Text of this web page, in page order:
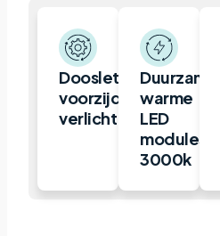
Doosletter,
voorzijde
verlicht
Duurzame
warme
LED
modules
3000k